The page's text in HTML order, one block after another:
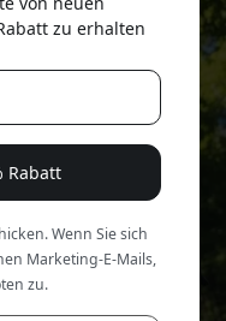
zu erhalten
Rabatt
Wenn Sie sich
Marketing-E-Mails,
zu.